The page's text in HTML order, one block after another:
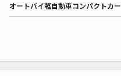
オートバイ軽自動車コンパクトカー